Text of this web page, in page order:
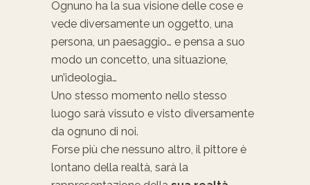
Ognuno ha la sua visione delle cose e
vede diversamente un oggetto, una
persona, un paesaggio… e pensa a suo
modo un concetto, una situazione,
un’ideologia…
Uno stesso momento nello stesso
luogo sarà vissuto e visto diversamente
da ognuno di noi.
Forse più che nessuno altro, il pittore è
lontano della realtà, sarà la